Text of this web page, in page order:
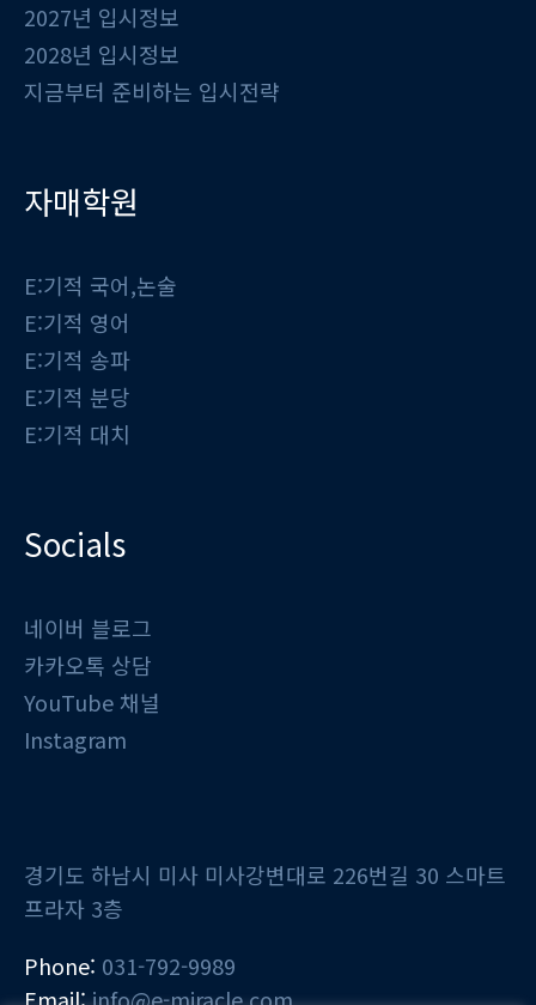
2027년 입시정보
2028년 입시정보
지금부터 준비하는 입시전략
자매학원
E:기적 국어,논술
E:기적 영어
E:기적 송파
E:기적 분당
E:기적 대치
Socials
네이버 블로그
카카오톡 상담
YouTube 채널
Instagram
경기도 하남시 미사 미사강변대로 226번길 30 스마트
프라자 3층
Phone: 031-792-9989